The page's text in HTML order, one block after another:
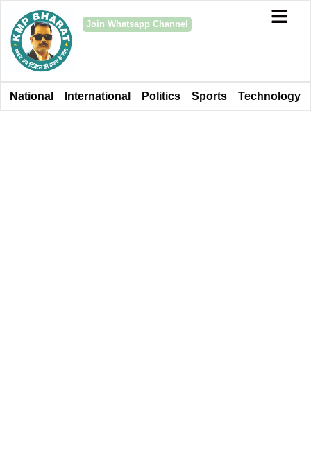
Join Whatsapp Channel
National International Politics Sports Technology